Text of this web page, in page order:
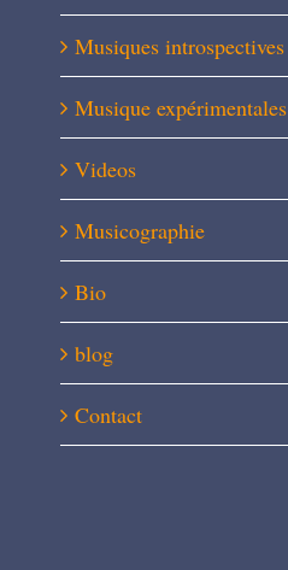
Musiques introspectives
Musique expérimentales
Videos
Musicographie
Bio
blog
Contact